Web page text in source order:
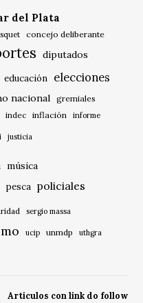
del Plata
concejo deliberante
diputados
educación elecciones
nacional gremiales
indec inflación informe
justicia
música
pesca policiales
sergio massa
ucip unmdp
uthgra
Articulos con link do follow